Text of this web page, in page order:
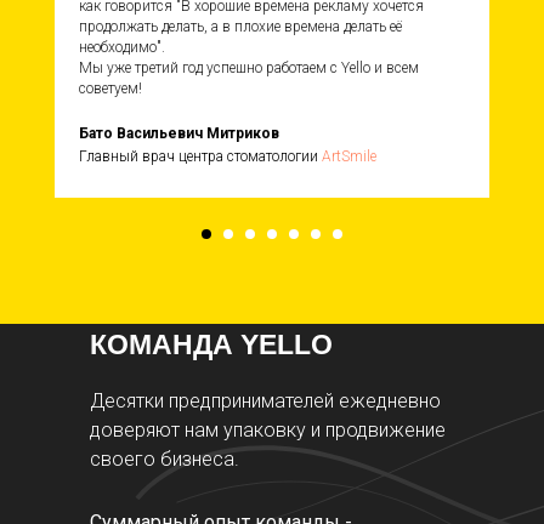
как говорится "В хорошие времена рекламу хочется
продолжать делать, а в плохие времена делать её
необходимо".
Мы уже третий год успешно работаем с Yello и всем
советуем!
Бато Васильевич Митриков
Главный врач центра стоматологии ArtSmile
КОМАНДА YELLO
Десятки предпринимателей ежедневно
доверяют нам упаковку и продвижение
своего бизнеса.